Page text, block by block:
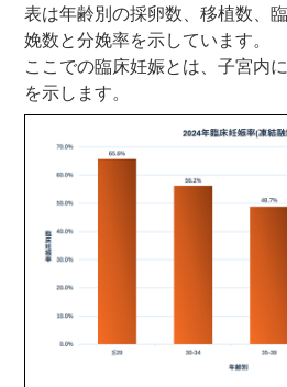
表は年齢別の採卵数、移植数、
娩数と分娩率を示しています。
ここでの臨床妊娠とは、子宮内
を示します。